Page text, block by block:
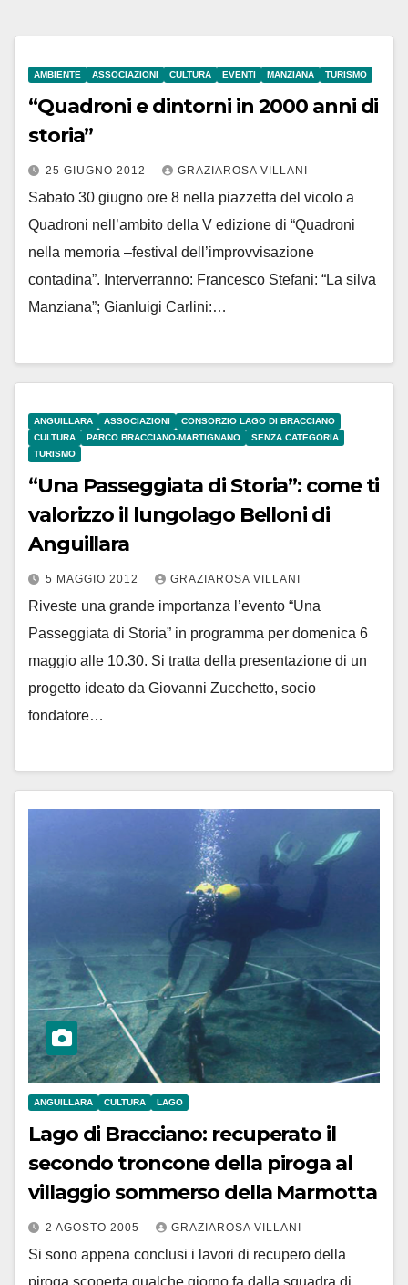
AMBIENTE ASSOCIAZIONI CULTURA EVENTI MANZIANA TURISMO
“Quadroni e dintorni in 2000 anni di
storia”
25 GIUGNO 2012 GRAZIAROSA VILLANI
Sabato 30 giugno ore 8 nella piazzetta del vicolo a
Quadroni nell’ambito della V edizione di “Quadroni
nella memoria –festival dell’improvvisazione
contadina”. Interverranno: Francesco Stefani: “La silva
Manziana”; Gianluigi Carlini:…
ANGUILLARA ASSOCIAZIONI
CONSORZIO LAGO DI BRACCIANO
CULTURA
PARCO BRACCIANO-MARTIGNANO
SENZA CATEGORIA
TURISMO
“Una Passeggiata di Storia”: come ti
valorizzo il lungolago Belloni di
Anguillara
5 MAGGIO 2012 GRAZIAROSA VILLANI
Riveste una grande importanza l’evento “Una
Passeggiata di Storia” in programma per domenica 6
maggio alle 10.30. Si tratta della presentazione di un
progetto ideato da Giovanni Zucchetto, socio
fondatore…
ANGUILLARA CULTURA LAGO
Lago di Bracciano: recuperato il
secondo troncone della piroga al
villaggio sommerso della Marmotta
2 AGOSTO 2005 GRAZIAROSA VILLANI
Si sono appena conclusi i lavori di recupero della
piroga scoperta qualche giorno fa dalla squadra di